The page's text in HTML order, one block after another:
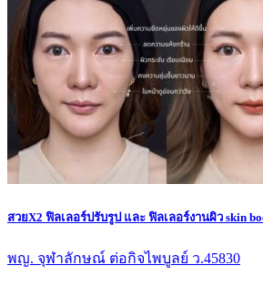
สวยX2 ฟิลเลอร์ปรับรูป และ ฟิลเลอร์งานผิว skin
พญ. จุฬาลักษณ์ ต่อกิจไพบูลย์ ว.45830